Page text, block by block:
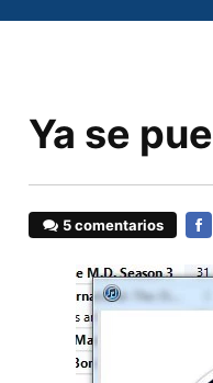
Ya se
5 comentarios